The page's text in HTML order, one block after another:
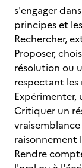
s'engager
principes et
Rechercher,
Proposer,
résolution ou
respectant les
Expérimenter,
Critiquer un
raisonnement
Rendre